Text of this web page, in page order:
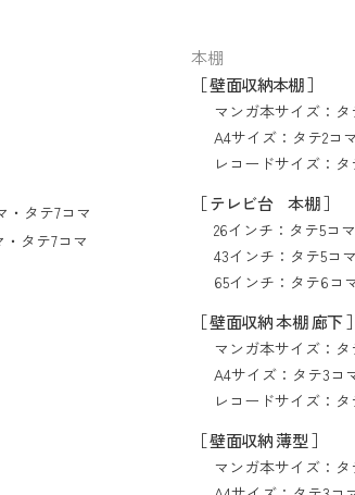
・ タテ7コマ
・ タテ7コマ
本棚
［ 壁面収納本棚 ］
マンガ本サイズ：
A4サイズ： タテ2コマ
レコードサイズ： タ
［ テレビ台 本棚 ］
26インチ： タテ5コマ
43インチ： タテ5コマ
65インチ： タテ6コ
［ 壁面収納 本棚 廊下 ］
マンガ本サイズ：
A4サイズ： タテ3コ
レコードサイズ：
［ 壁面収納 薄型 ］
マンガ本サイズ：